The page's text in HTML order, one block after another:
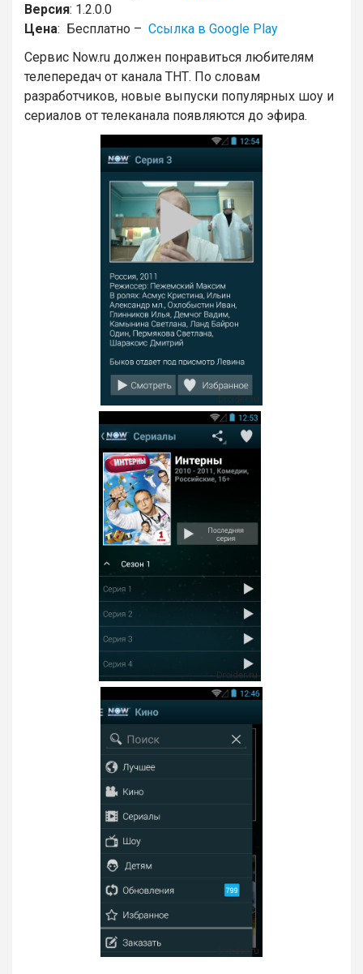
Версия: 1.2.0.0
Цена: Бесплатно – Ссылка в Google Play
Сервис Now.ru должен понравиться любителям
телепередач от канала ТНТ. По словам
разработчиков, новые выпуски популярных шоу и
сериалов от телеканала появляются до эфира.